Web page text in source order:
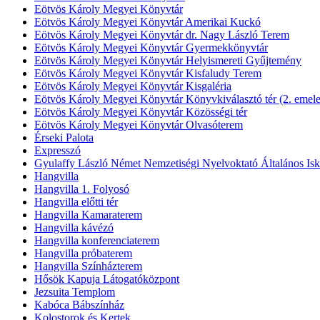
Eötvös Károly Megyei Könyvtár
Eötvös Károly Megyei Könyvtár Amerikai Kuckó
Eötvös Károly Megyei Könyvtár dr. Nagy László Terem
Eötvös Károly Megyei Könyvtár Gyermekkönyvtár
Eötvös Károly Megyei Könyvtár Helyismereti Gyűjtemény
Eötvös Károly Megyei Könyvtár Kisfaludy Terem
Eötvös Károly Megyei Könyvtár Kisgaléria
Eötvös Károly Megyei Könyvtár Könyvkiválasztó tér (2.
Eötvös Károly Megyei Könyvtár Közösségi tér
Eötvös Károly Megyei Könyvtár Olvasóterem
Érseki Palota
Expresszó
Gyulaffy László Német Nemzetiségi Nyelvoktató Általános
Hangvilla
Hangvilla 1. Folyosó
Hangvilla előtti tér
Hangvilla Kamaraterem
Hangvilla kávézó
Hangvilla konferenciaterem
Hangvilla próbaterem
Hangvilla Színházterem
Hősök Kapuja Látogatóközpont
Jezsuita Templom
Kabóca Bábszínház
Kolostorok és Kertek